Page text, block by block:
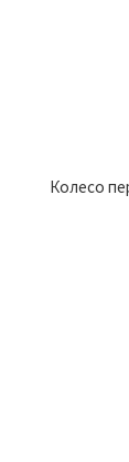
Колесо